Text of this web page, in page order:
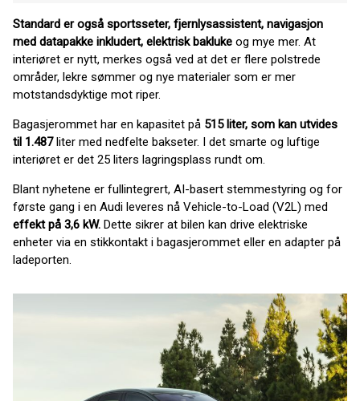
Standard er også sportsseter, fjernlysassistent, navigasjon
med datapakke inkludert, elektrisk bakluke og mye mer. At
interiøret er nytt, merkes også ved at det er flere polstrede
områder, lekre sømmer og nye materialer som er mer
motstandsdyktige mot riper.
Bagasjerommet har en kapasitet på 515 liter, som kan utvides
til 1.487liter med nedfelte bakseter. ​I det smarte og luftige
interiøret er det 25 liters lagringsplass rundt om.
Blant nyhetene er fullintegrert, AI-basert stemmestyring og for
første gang i en Audi leveres nå Vehicle-to-Load (V2L) med
effekt på 3,6 kW. Dette sikrer at bilen kan drive elektriske
enheter via en stikkontakt i bagasjerommet eller en adapter på
ladeporten.